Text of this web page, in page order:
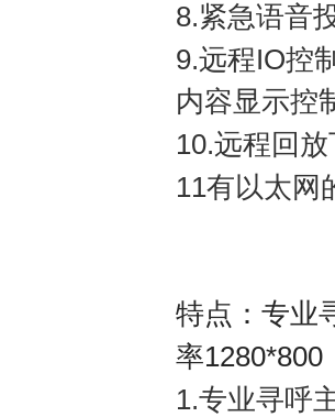
8.紧急语音
9.远程IO控
内容显示控
10.远程回
11有以太网
特点：专业
率1280*800
1.专业寻呼